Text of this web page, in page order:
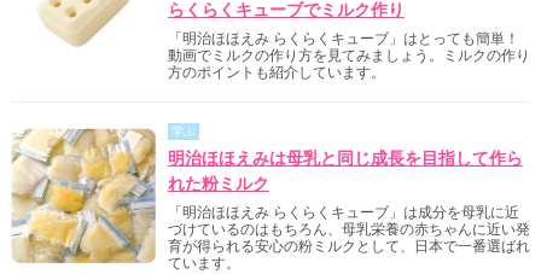
らくらくキューブでミルク作り
「明治ほほえみ らくらくキューブ」はとっても簡単！
動画でミルクの作り方を見てみましょう。ミルクの作り
方のポイントも紹介しています。
学ぶ
明治ほほえみは母乳と同じ成長を目指して作ら
れた粉ミルク
「明治ほほえみ らくらくキューブ」は成分を母乳に近
づけているのはもちろん、母乳栄養の赤ちゃんに近い発
育が得られる安心の粉ミルクとして、日本で一番選ばれ
ています。